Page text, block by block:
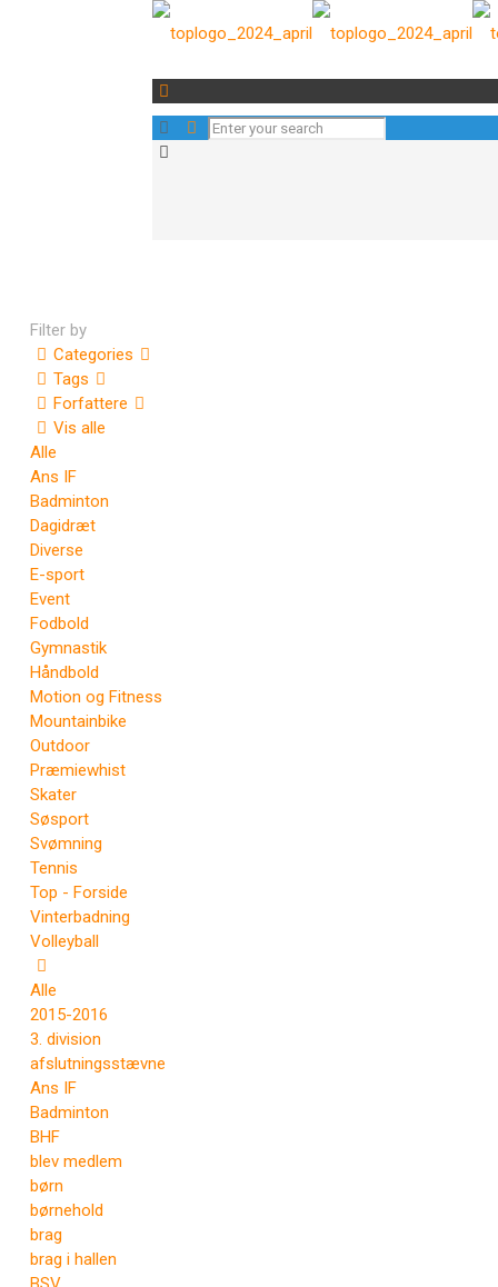
Filter by
Categories
Tags
Forfattere
Vis alle
Alle
Ans IF
Badminton
Dagidræt
Diverse
E-sport
Event
Fodbold
Gymnastik
Håndbold
Motion og Fitness
Mountainbike
Outdoor
Præmiewhist
Skater
Søsport
Svømning
Tennis
Top - Forside
Vinterbadning
Volleyball
Alle
2015-2016
3. division
afslutningsstævne
Ans IF
Badminton
BHF
blev medlem
børn
børnehold
brag
brag i hallen